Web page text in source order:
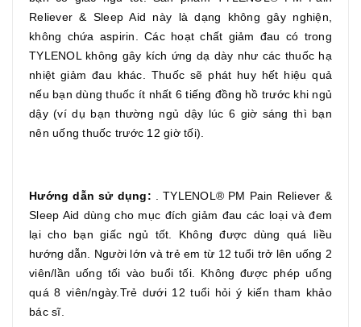
Reliever & Sleep Aid này là dạng không gây nghiện,
không chứa aspirin. Các hoạt chất giảm đau có trong
TYLENOL không gây kích ứng dạ dày như các thuốc hạ
nhiệt giảm đau khác. Thuốc sẽ phát huy hết hiệu quả
nếu bạn dùng thuốc ít nhất 6 tiếng đồng hồ trước khi ngủ
dậy (ví dụ bạn thường ngủ dậy lúc 6 giờ sáng thì bạn
nên uống thuốc trước 12 giờ tối).
Hướng dẫn sử dụng:
. TYLENOL® PM Pain Reliever &
Sleep Aid dùng cho mục đích giảm đau các loại và đem
lại cho bạn giấc ngủ tốt. Không được dùng quá liều
hướng dẫn. Người lớn và trẻ em từ 12 tuổi trở lên uống 2
viên/lần uống tối vào buổi tối. Không được phép uống
quá 8 viên/ngày.Trẻ dưới 12 tuổi hỏi ý kiến tham khảo
bác sĩ.